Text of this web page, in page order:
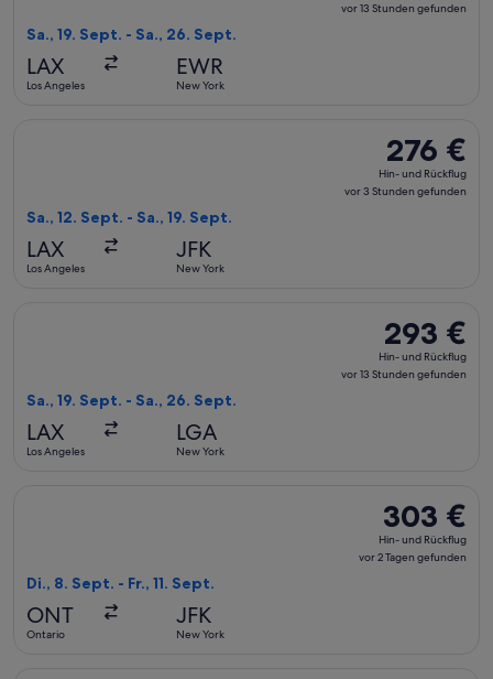
und
vor 13 Stunden gefunden
Sa., 19. Sept. - Sa., 26. Sept.
LAX
Los Angeles
EWR
New York
276 €
Hin-
und
276 €
Hin- und Rückflug
vor 3 Stunden gefunden
Sa., 12. Sept. - Sa., 19. Sept.
LAX
Los Angeles
JFK
New York
293 €
Hin-
und
293 €
Hin- und Rückflug
vor 13 Stunden gefunden
Sa., 19. Sept. - Sa., 26. Sept.
LAX
Los Angeles
LGA
New York
303 €
Hin-
und
303 €
Hin- und Rückflug
vor 2 Tagen gefunden
Di., 8. Sept. - Fr., 11. Sept.
ONT
Ontario
JFK
New York